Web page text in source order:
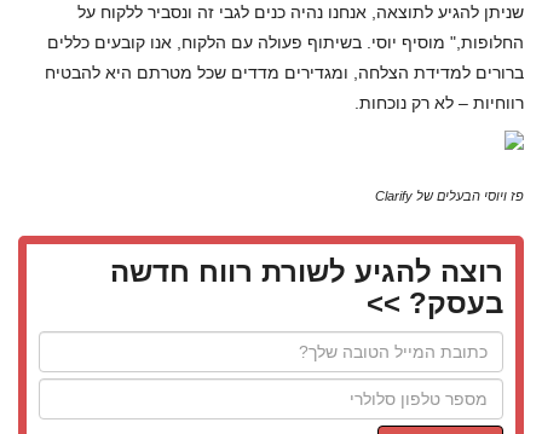
שניתן להגיע לתוצאה, אנחנו נהיה כנים לגבי זה ונסביר ללקוח על
החלופות," מוסיף יוסי. בשיתוף פעולה עם הלקוח, אנו קובעים כללים
ברורים למדידת הצלחה, ומגדירים מדדים שכל מטרתם היא להבטיח
רווחיות – לא רק נוכחות.
פז ויוסי הבעלים של Clarify
רוצה להגיע לשורת רווח חדשה
בעסק? >>